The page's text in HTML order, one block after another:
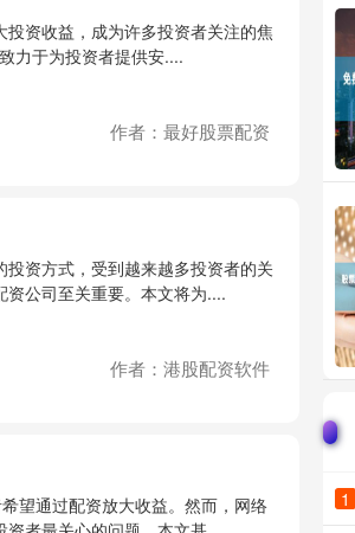
资收益，成为许多投资者关注的焦
力于为投资者提供安....
作者：最好股票配资
资方式，受到越来越多投资者的关
公司至关重要。本文将为....
作者：港股配资软件
望通过配资放大收益。然而，网络
1